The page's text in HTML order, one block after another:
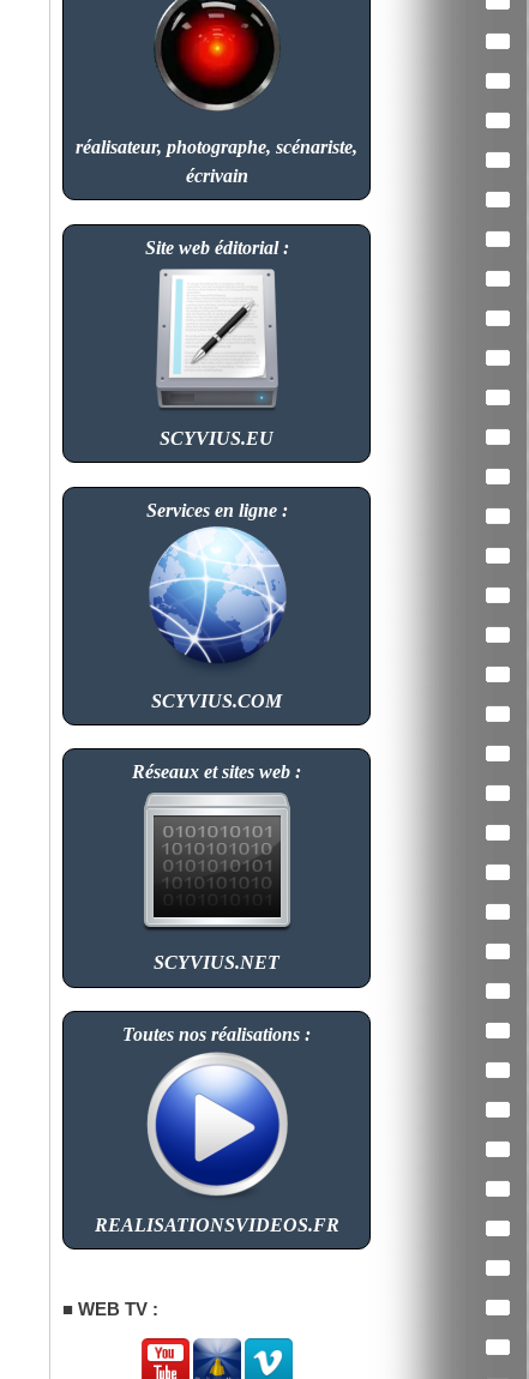
réalisateur, photographe, scénariste,
écrivain
Site web éditorial :
SCYVIUS.EU
Services en ligne :
SCYVIUS.COM
Réseaux et sites web :
SCYVIUS.NET
Toutes nos réalisations :
REALISATIONSVIDEOS.FR
WEB TV :